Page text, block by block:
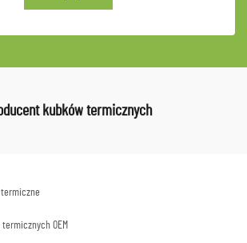
kubków termicznych
OEM